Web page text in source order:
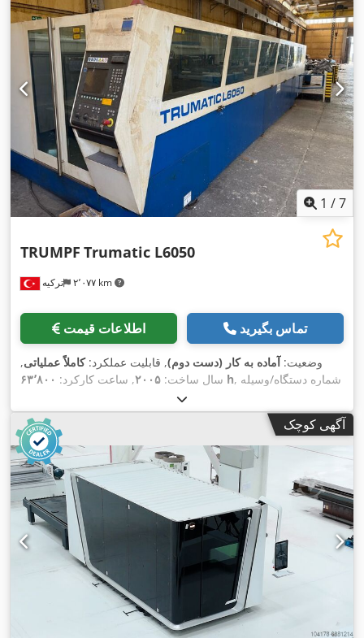
1 /7
ترکیه ۲٬۰۷۷ km
TRUMPF Trumatic L6050
اطلاعات قیمت تماس بگیرید
وضعیت: آماده به کار (دست دوم), قابلیت عملکرد:کاملاً عملیاتی,
سال ساخت: ۲۰۰۵, ساعت کارکرد: ۶۳٬۸۰۰ h, شماره دستگاه/وسیله
, نوع کنترل:
TRUMPF
, نوع لیزر:لیزر CO₂ , سازنده منبع لیزر:TRUMPF, ساعت
لیزر:
, توان لیزر:
میلی‌متر, حداکثر ضخامت ورق فولادی:۲۵ میلی‌متر
, حداکثر ضخامت
ورق استنلس استیل: ۲۰ میلی‌متر , حداکثر ضخامت ورق آلومینیوم:۱۲
میلی‌متر, طول میز:۶٬۰۵۰ میلی‌متر , طول کارکرد:۶٬۰۵۰ میلی‌متر
,
عرض کار:, مسافت جابجایی محور X:
میلی‌متر, مسافت حرکت محور Y: ۲٬۰۰۰ میلی‌متر , قدرت:۸۷
, وزن کل:
, طول کل:
۱۱٬۷۰۰ میلی‌متر
, عرض کل:۳٬۹۰۰ میلی‌متر , ارتفاع کل:
۲٬۶۰۰
میلی‌متر
, تجهیزات:
توقف اضطراری, مستندات / راهنما, نشان CE,
,
آگهی کوچک